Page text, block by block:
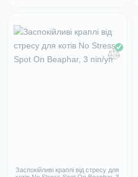
Заспокійливі краплі від стресу для